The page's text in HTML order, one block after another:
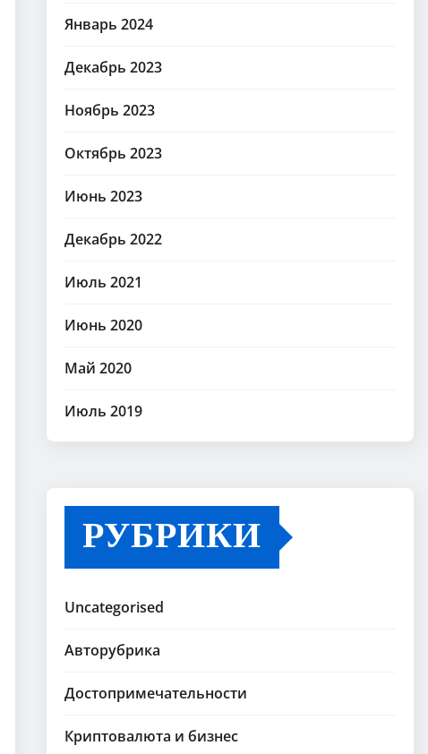
Январь 2024
Декабрь 2023
Ноябрь 2023
Октябрь 2023
Июнь 2023
Декабрь 2022
Июль 2021
Июнь 2020
Май 2020
Июль 2019
РУБРИКИ
Uncategorised
Авторубрика
Достопримечательности
Криптовалюта и бизнес